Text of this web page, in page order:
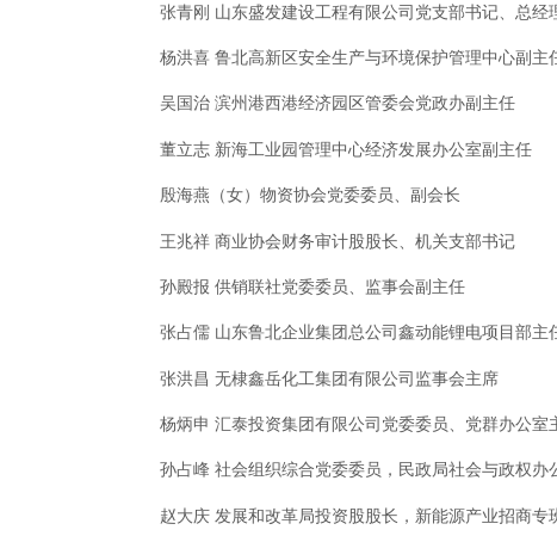
张青刚 山东盛发建设工程有限公司党支部书记、总经
杨洪喜 鲁北高新区安全生产与环境保护管理中心副主
吴国治 滨州港西港经济园区管委会党政办副主任
董立志 新海工业园管理中心经济发展办公室副主任
殷海燕（女）物资协会党委委员、副会长
王兆祥 商业协会财务审计股股长、机关支部书记
孙殿报 供销联社党委委员、监事会副主任
张占儒 山东鲁北企业集团总公司鑫动能锂电项目部主
张洪昌 无棣鑫岳化工集团有限公司监事会主席
杨炳申 汇泰投资集团有限公司党委委员、党群办公室
孙占峰 社会组织综合党委委员，民政局社会与政权办
赵大庆 发展和改革局投资股股长，新能源产业招商专